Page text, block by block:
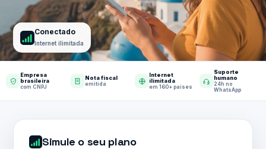
Conectado
Internet ilimitada
Empresa
brasileira
com CNPJ
Nota fiscal
emitida
Internet
ilimitada
em 160+ países
Suporte
humano
24h no
WhatsApp
Simule o seu plano